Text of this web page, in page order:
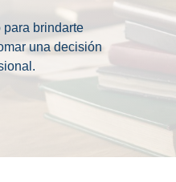
para brindarte
una decisión